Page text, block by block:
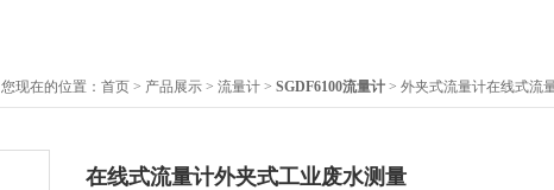
您现在的位置： 首页 > 产品展示 > 流量计 > SGDF6100流量计 > 外夹式流量计在线式流
在线式流量计外夹式工业废水测量